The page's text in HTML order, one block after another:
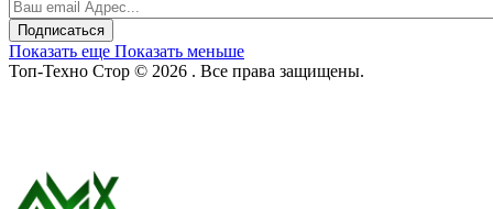
Подписаться
Показать еще Показать меньше
Топ-Техно Стор © 2026 . Все права защищены.